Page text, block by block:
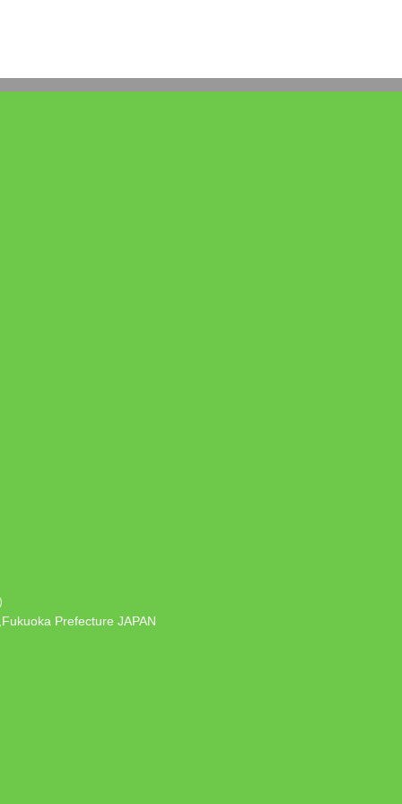
Prefecture JAPAN